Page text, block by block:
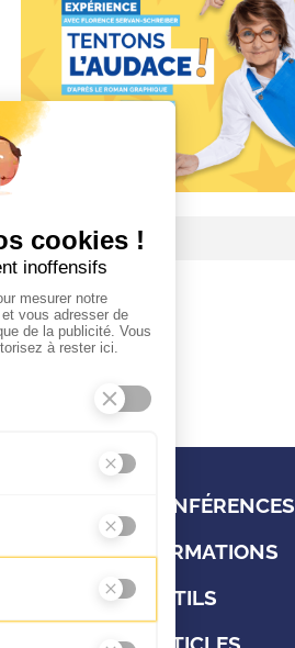
CONFÉRENCES
FORMATIONS
OUTILS